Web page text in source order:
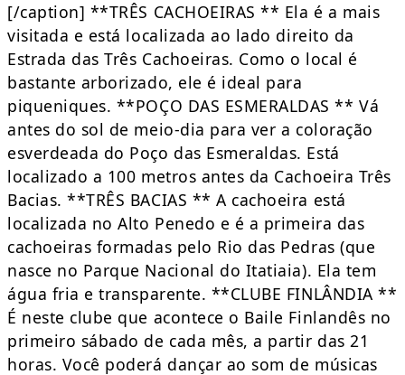
[/caption] **TRÊS CACHOEIRAS ** Ela é a mais
visitada e está localizada ao lado direito da
Estrada das Três Cachoeiras. Como o local é
bastante arborizado, ele é ideal para
piqueniques. **POÇO DAS ESMERALDAS ** Vá
antes do sol de meio-dia para ver a coloração
esverdeada do Poço das Esmeraldas. Está
localizado a 100 metros antes da Cachoeira Três
Bacias. **TRÊS BACIAS ** A cachoeira está
localizada no Alto Penedo e é a primeira das
cachoeiras formadas pelo Rio das Pedras (que
nasce no Parque Nacional do Itatiaia). Ela tem
água fria e transparente. **CLUBE FINLÂNDIA **
É neste clube que acontece o Baile Finlandês no
primeiro sábado de cada mês, a partir das 21
horas. Você poderá dançar ao som de músicas